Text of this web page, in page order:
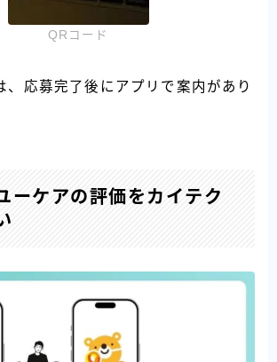
QRコード
、応募完了後にアプリで案内があり
ーケアの評価をカイテク